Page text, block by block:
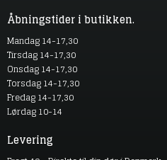
Åbningstider i butikken.
Mandag 14-17,30
Tirsdag 14-17,30
Onsdag 14-17,30
Torsdag 14-17,30
Fredag 14-17,30
Lørdag 10-14
Levering